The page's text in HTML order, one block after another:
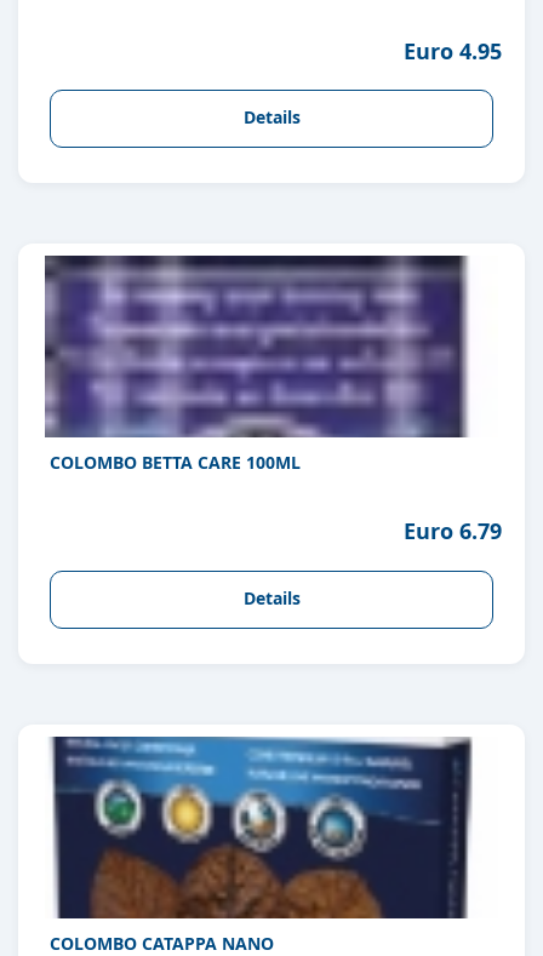
Euro 4.95
Details
COLOMBO BETTA CARE 100ML
Euro 6.79
Details
COLOMBO CATAPPA NANO